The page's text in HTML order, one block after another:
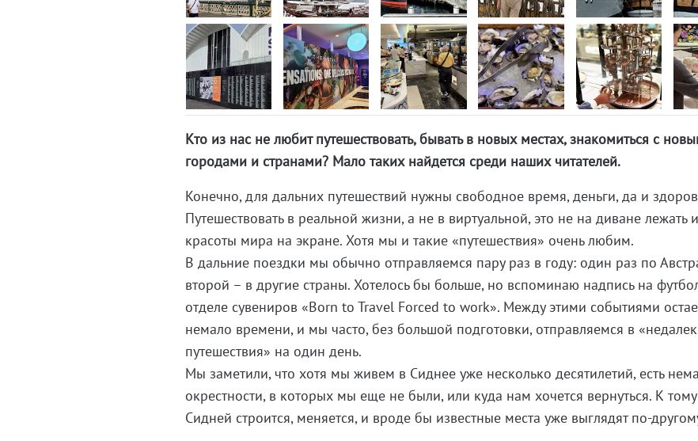
Кто из нас не любит путешествовать, бывать в новых местах, знакомиться с
городами и странами? Мало таких найдется среди наших читателей.
Конечно, для дальних путешествий нужны свободное время, деньги, да и
Путешествовать в реальной жизни, а не в виртуальной, это не на диване лежать
красоты мира на экране. Хотя мы и такие «путешествия» очень любим.
В дальние поездки мы обычно отправляемся пару раз в году: один раз по
второй – в другие страны. Хотелось бы больше, но вспоминаю надпись на
отделе сувениров «Born to Travel Forced to work». Между этими событиями
немало времени, и мы часто, без большой подготовки, отправляемся в
путешествия» на один день.
Мы заметили, что хотя мы живем в Сиднее уже несколько десятилетий, есть
окрестности, в которых мы еще не были, или куда нам хочется вернуться. К
Сидней строится, меняется, и вроде бы известные места уже выглядят по-